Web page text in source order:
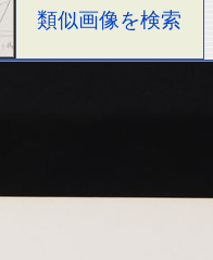
類似画像を検索